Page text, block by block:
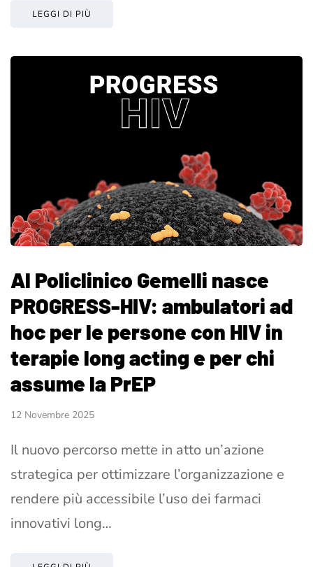
LEGGI DI PIÙ
Al Policlinico Gemelli nasce
PROGRESS-HIV: ambulatori ad
hoc per le persone con HIV in
terapie long acting e per chi
assume la PrEP
12 Novembre 2025
Il nuovo percorso mette in atto un’azione
strategica per ottimizzare l’organizzazione e
rendere più accessibile l’uso dei farmaci
innovativi long…